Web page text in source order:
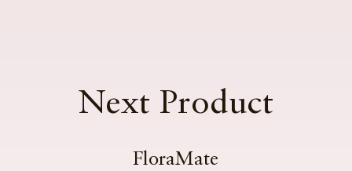
Next Product
FloraMate